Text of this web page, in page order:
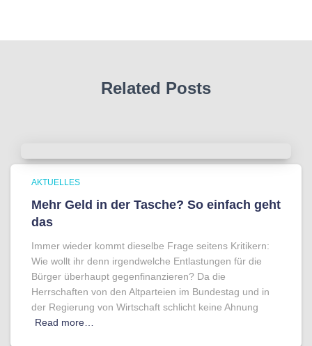
Related Posts
AKTUELLES
Mehr Geld in der Tasche? So einfach geht
das
Immer wieder kommt dieselbe Frage seitens Kritikern:
Wie wollt ihr denn irgendwelche Entlastungen für die
Bürger überhaupt gegenfinanzieren? Da die
Herrschaften von den Altparteien im Bundestag und in
der Regierung von Wirtschaft schlicht keine Ahnung
Read more…